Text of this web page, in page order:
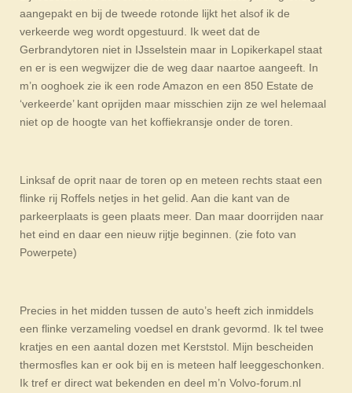
aangepakt en bij de tweede rotonde lijkt het alsof ik de
verkeerde weg wordt opgestuurd. Ik weet dat de
Gerbrandytoren niet in IJsselstein maar in Lopikerkapel staat
en er is een wegwijzer die de weg daar naartoe aangeeft. In
m’n ooghoek zie ik een rode Amazon en een 850 Estate de
‘verkeerde’ kant oprijden maar misschien zijn ze wel helemaal
niet op de hoogte van het koffiekransje onder de toren.
Linksaf de oprit naar de toren op en meteen rechts staat een
flinke rij Roffels netjes in het gelid. Aan die kant van de
parkeerplaats is geen plaats meer. Dan maar doorrijden naar
het eind en daar een nieuw rijtje beginnen. (zie foto van
Powerpete)
Precies in het midden tussen de auto’s heeft zich inmiddels
een flinke verzameling voedsel en drank gevormd. Ik tel twee
kratjes en een aantal dozen met Kerststol. Mijn bescheiden
thermosfles kan er ook bij en is meteen half leeggeschonken.
Ik tref er direct wat bekenden en deel m’n Volvo-forum.nl